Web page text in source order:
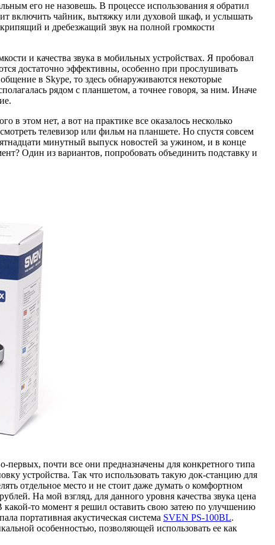
его не назовешь. В процессе использования я обратил
включить чайник, вытяжку или духовой шкаф, и услышать
и дребезжащий звук на полной громкости
и качества звука в мобильных устройствах. Я пробовал
достаточно эффективны, особенно при прослушивать
в Skype, то здесь обнаруживаются некоторые
рядом с планшетом, а точнее говоря, за ним. Иначе
этом нет, а вот на практике все оказалось несколько
телевизор или фильм на планшете. Но спустя совсем
минутный выпуск новостей за ужином, и в конце
Один из вариантов, попробовать объединить подставку и
почти все они предназначены для конкретного типа
устройства. Так что использовать такую док-станцию для
отдельное место и не стоит даже думать о комфортном
На мой взгляд, для данного уровня качества звука цена
какой-то момент я решил оставить свою затею по улучшению
портативная акустическая система SVEN PS-100BL.
особенностью, позволяющей использовать ее как